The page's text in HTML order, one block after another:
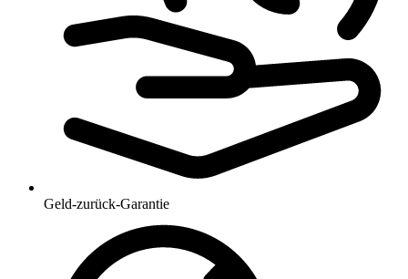
Geld-zurück-Garantie